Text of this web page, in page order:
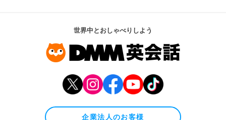
世界中とおしゃべりしよう
企業法人のお客様